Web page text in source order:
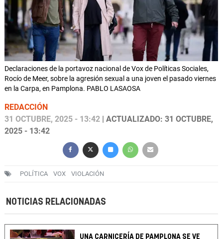
Declaraciones de la portavoz nacional de Vox de Políticas Sociales,
Rocío de Meer, sobre la agresión sexual a una joven el pasado viernes
en la Carpa, en Pamplona. PABLO LASAOSA
REDACCIÓN
31 OCTUBRE, 2025 - 13:42 | ACTUALIZADO: 31 OCTUBRE,
2025 - 13:42
POLÍTICA VOX VIOLACIÓN
NOTICIAS RELACIONADAS
UNA CARNICERÍA DE PAMPLONA SE VE